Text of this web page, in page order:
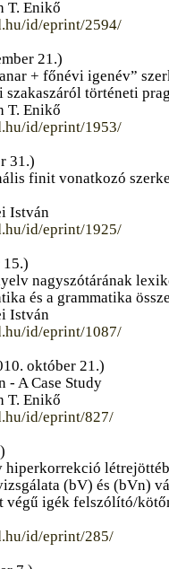
T. Enikő
id/eprint/2594/
21.)
+ főnévi igenév”
szakaszáról történeti
T. Enikő
id/eprint/1953/
31.)
finit vonatkozó
István
id/eprint/1925/
15.)
nagyszótárának
és a grammatika
István
id/eprint/1087/
október 21.)
- A Case Study
T. Enikő
id/eprint/827/
(bV) és (bVn)
végű igék felszólító/
id/eprint/285/